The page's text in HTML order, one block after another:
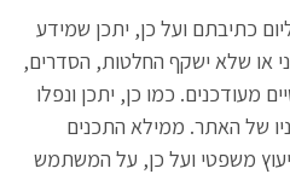
כתיבתם ועל כן, יתכן שמידע
או שלא ישקף החלטות, הסדרים,
מעודכנים. כמו כן, יתכן ונפלו
של האתר. ממילא התכנים
משפטי ועל כן, על המשתמש